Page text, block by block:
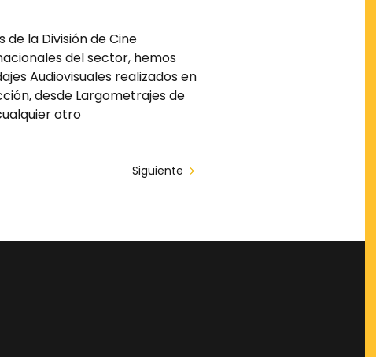
de la División de Cine
del sector, hemos
Audiovisuales realizados en
desde Largometrajes de
otro
Siguiente